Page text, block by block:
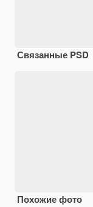
Связанные PSD
Похожие фото